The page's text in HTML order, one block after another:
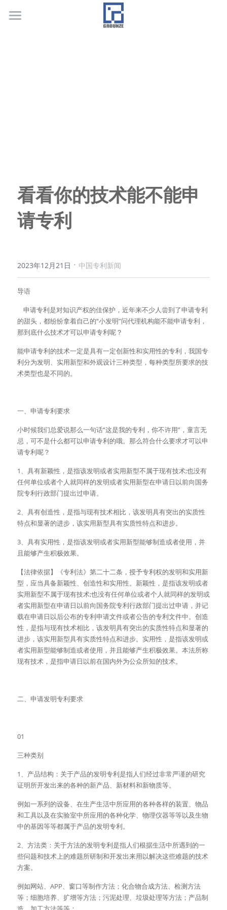
看看你的技术能不能申
请专利
2023年12月21日 · 中国专利新闻
导语
的甜头，都纷纷拿着自己的“小发明”问代理机构能不能申请专利，
那到底什么技术才可以申请专利呢？
能申请专利的技术一定是具有一定创新性和实用性的专利，我国专
利分为发明、实用新型和外观设计三种类型，每种类型所要求的技
术类型也是不同的。
一、申请专利要求
小时候我们总爱说那么一句话“这是我的专利，你不许用”，童言无
忌，可不是什么都可以申请专利的哦。那么符合什么要求才可以申
请专利呢？
1、具有新颖性，是指该发明或者实用新型不属于现有技术;也没有
任何单位或者个人就同样的发明或者实用新型在申请日以前向国务
院专利行政部门提出过申请。
2、具有创造性，是指与现有技术相比，该发明具有突出的实质性
特点和显著的进步，该实用新型具有实质性特点和进步。
3、具有实用性，是指该发明或者实用新型能够制造或者使用，并
且能够产生积极效果。
【法律依据】《专利法》第二十二条，授予专利权的发明和实用新
型，应当具备新颖性、创造性和实用性。新颖性，是指该发明或者
实用新型不属于现有技术;也没有任何单位或者个人就同样的发明或
者实用新型在申请日以前向国务院专利行政部门提出过申请，并记
载在申请日以后公布的专利申请文件或者公告的专利文件中。创造
性，是指与现有技术相比，该发明具有突出的实质性特点和显著的
进步，该实用新型具有实质性特点和进步。实用性，是指该发明或
者实用新型能够制造或者使用，并且能够产生积极效果。本法所称
现有技术，是指申请日以前在国内外为公众所知的技术。
二、申请发明专利要求
01
三种类别
1、产品结构：关于产品的发明专利是指人们经过非常严谨的研究
证明所开发出来的各种的新产品、新材料和新物质等。
例如一系列的设备、在生产生活中所应用的各种各样的装置、物品
和工具以及在实验室中所应用的各种化学、物理仪器等等以及生物
中的基因等等都属于产品的发明专利。
2、方法类：关于方法的发明专利是指人们根据生活中所遇到的一
些问题和技术上的难题所研制和开发出来用以解决这些难题的技术
方案。
例如网站、APP、窗口等制作方法；化合物合成方法、检测方法
等；细胞培养、扩增等方法；污泥处理、垃圾处理等方法；产品制